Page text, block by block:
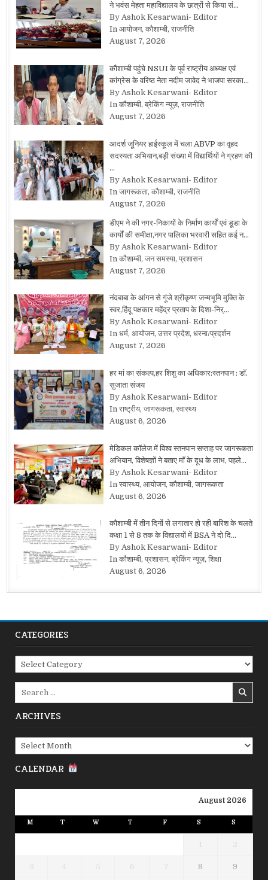
ने भवंस मेहता महाविद्यालय के छात्रों से किया सं…
By Ashok Kesarwani- Editor
In आयोजन, कौशाम्बी, राजनीति
August 7, 2026
कौशाम्बी पहुंचे NSUI के पूर्व राष्ट्रीय अध्यक्ष एवं
कांग्रेस के वरिष्ठ नेता नदीम जावेद ने भाजपा सरका…
By Ashok Kesarwani- Editor
In कौशाम्बी, ब्रेकिंग न्यूज़, राजनीति
August 7, 2026
आदर्श जूनियर हाईस्कूल में चला ABVP का वृहद
सदस्यता अभियान,बड़ी संख्या में विद्यार्थियों ने ग्रहण की
…
By Ashok Kesarwani- Editor
In जागरूकता, कौशाम्बी, राजनीति
August 7, 2026
डीएम ने की नगर-निकायों के निर्माण कार्यों एवं डूडा के
कार्यों की समीक्षा,नगर पालिका भरवारी सहित कई न…
By Ashok Kesarwani- Editor
In कौशाम्बी, जन समस्या, प्रशासन
August 7, 2026
नंदबाबा के आंगन से गूंजे श्रीकृष्ण जन्मभूमि मुक्ति के
स्वर,हिंदू पक्षकार महेंद्र प्रताप के दिशा-निर्…
By Ashok Kesarwani- Editor
In धर्म, आयोजन, उत्तर प्रदेश, धरना/प्रदर्शन
August 7, 2026
हर मां का संकल्प,हर शिशु का अधिकार:स्तनपान : डॉ.
सुजाता संजय
By Ashok Kesarwani- Editor
In राष्ट्रीय, जागरूकता, स्वास्थ्य
August 6, 2026
मेडिकल कॉलेज में विश्व स्तनपान सप्ताह पर जागरूकता
अभियान, विशेषज्ञों ने बताए माँ के दूध के लाभ, पहले…
By Ashok Kesarwani- Editor
In स्वास्थ्य, आयोजन, कौशाम्बी, जागरूकता
August 6, 2026
कौशाम्बी में तीन दिनों से लगातार हो रही बारिश के चलते
कक्षा 1 से 8 तक के विद्यालयों में BSA ने दो दि…
By Ashok Kesarwani- Editor
In कौशाम्बी, प्रशासन, ब्रेकिंग न्यूज़, शिक्षा
August 6, 2026
CATEGORIES
Categories
ARCHIVES
Archives
CALENDAR
August 2026
M T W T F S S
1 2
3 4 5 6 7 8 9